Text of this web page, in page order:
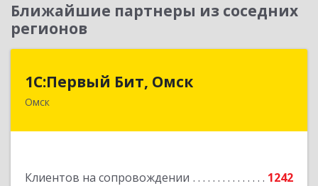
Ближайшие партнеры из соседних
регионов
1С:Первый Бит, Омск
Омск
Клиентов на сопровождении
1242
644099, Омская обл, Омск г, Гагарина ул, дом №